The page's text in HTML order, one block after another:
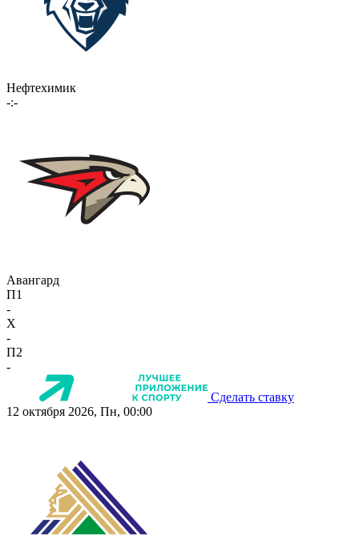
Нефтехимик
-:-
Авангард
П1
-
X
-
П2
-
Сделать ставку
12 октября 2026, Пн, 00:00